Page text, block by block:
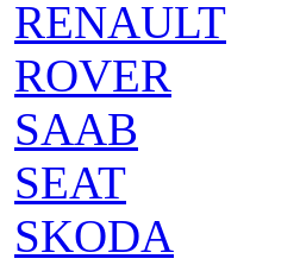
RENAULT
ROVER
SAAB
SEAT
SKODA